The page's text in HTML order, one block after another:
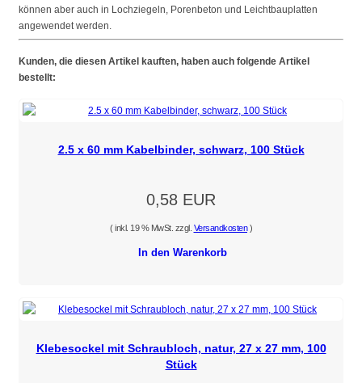
können aber auch in Lochziegeln, Porenbeton und Leichtbauplatten
angewendet werden.
Kunden, die diesen Artikel kauften, haben auch folgende Artikel
bestellt:
2.5 x 60 mm Kabelbinder, schwarz, 100 Stück
0,58 EUR
( inkl. 19 % MwSt. zzgl. Versandkosten)
In den Warenkorb
Klebesockel mit Schraubloch, natur, 27 x 27 mm, 100
Stück